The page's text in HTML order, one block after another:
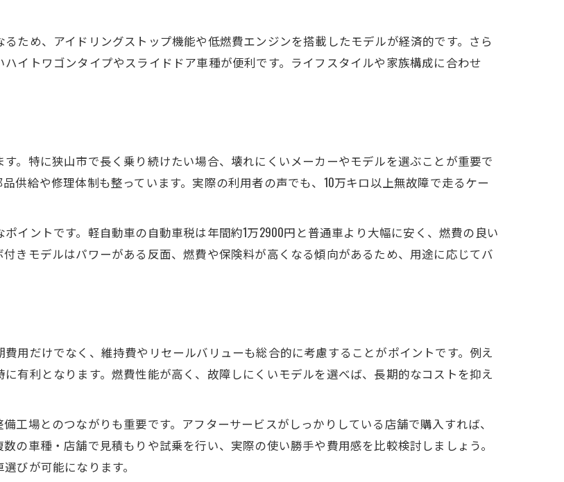
買い替え時期を見極める軽自動車のポイント
品供給とメンテナンス性の高い軽自動車
自動車購入後も安心のサポート体制
車比較で得する維持コスト削減術
計に優しい軽自動車選択の実例紹介
較で見つけるコスパ最強の軽自動車
ため、アイドリングストップ機能や低燃費エンジンを搭載したモデルが経済的です。さら
イトワゴンタイプやスライドドア車種が便利です。ライフスタイルや家族構成に合わせ
。特に狭山市で長く乗り続けたい場合、壊れにくいメーカーやモデルを選ぶことが重要で
供給や修理体制も整っています。実際の利用者の声でも、10万キロ以上無故障で走るケー
イントです。軽自動車の自動車税は年間約1万2900円と普通車より大幅に安く、燃費の良い
きモデルはパワーがある反面、燃費や保険料が高くなる傾向があるため、用途に応じてバ
用だけでなく、維持費やリセールバリューも総合的に考慮することがポイントです。例え
有利となります。燃費性能が高く、故障しにくいモデルを選べば、長期的なコストを抑え
工場とのつながりも重要です。アフターサービスがしっかりしている店舗で購入すれば、
の車種・店舗で見積もりや試乗を行い、実際の使い勝手や費用感を比較検討しましょう。
びが可能になります。